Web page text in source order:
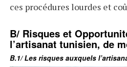
ces procédures lourdes et
B/ Risques et
l’artisanat tunisien, de
B.1/ Les risques auxquels